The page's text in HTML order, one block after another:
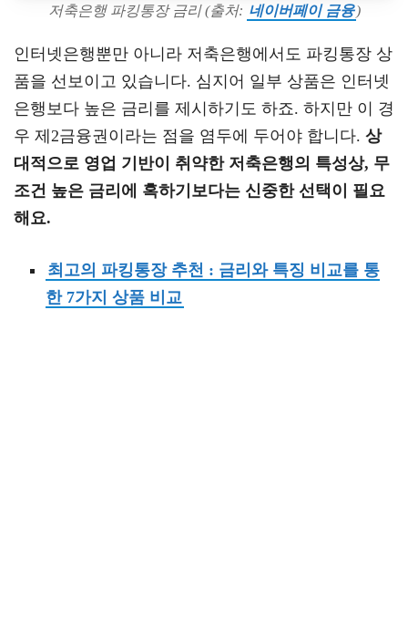
저축은행 파킹통장 금리 (출처: 네이버페이 금융)
인터넷은행뿐만 아니라 저축은행에서도 파킹통장 상
품을 선보이고 있습니다. 심지어 일부 상품은 인터넷
은행보다 높은 금리를 제시하기도 하죠. 하지만 이 경
우 제2금융권이라는 점을 염두에 두어야 합니다. 상
대적으로 영업 기반이 취약한 저축은행의 특성상, 무
조건 높은 금리에 혹하기보다는 신중한 선택이 필요
해요.
최고의 파킹통장 추천 : 금리와 특징 비교를 통
한 7가지 상품 비교